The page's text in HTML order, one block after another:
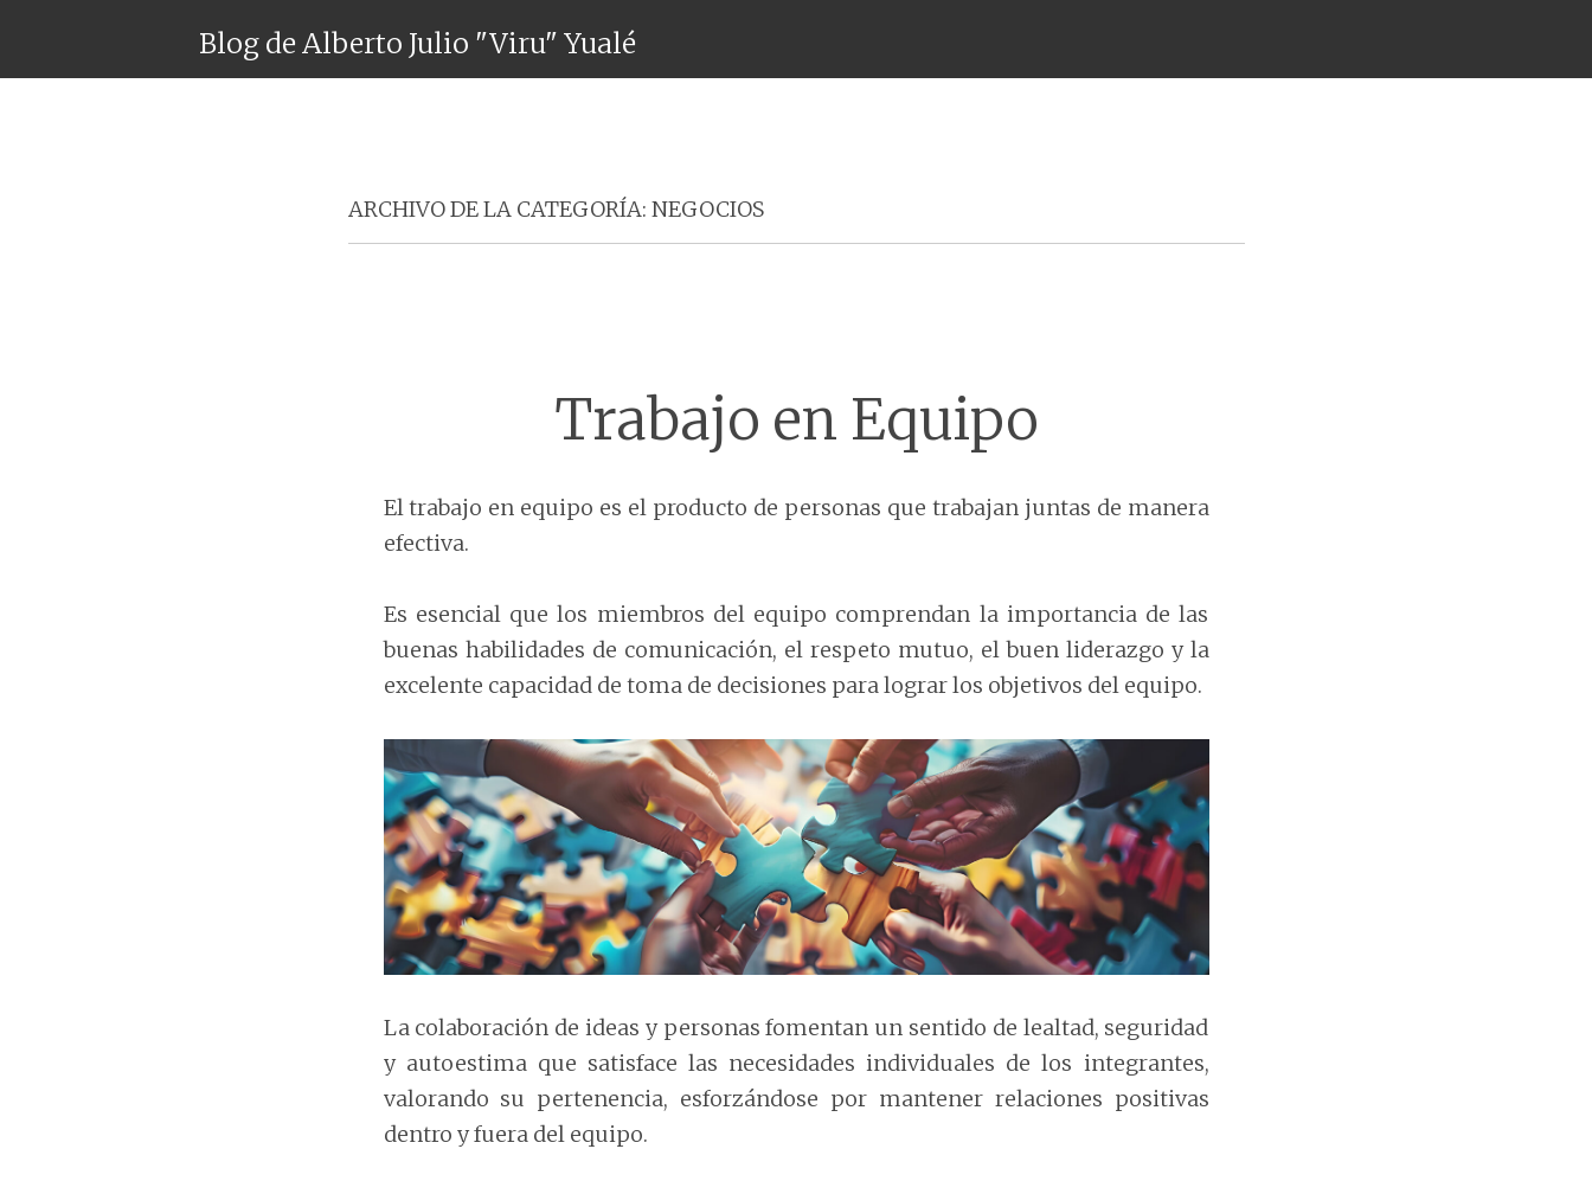
Blog de Alberto Julio "Viru" Yualé
ARCHIVO DE LA CATEGORÍA: NEGOCIOS
Trabajo en Equipo
El trabajo en equipo es el producto de personas que trabajan juntas de manera
efectiva.
Es esencial que los miembros del equipo comprendan la importancia de las
buenas habilidades de comunicación, el respeto mutuo, el buen liderazgo y la
excelente capacidad de toma de decisiones para lograr los objetivos del equipo.
La colaboración de ideas y personas fomentan un sentido de lealtad, seguridad
y autoestima que satisface las necesidades individuales de los integrantes,
valorando su pertenencia, esforzándose por mantener relaciones positivas
dentro y fuera del equipo.